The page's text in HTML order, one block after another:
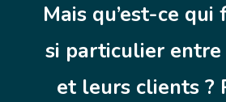
Mais qu’est-ce
si particulier
et leurs clients ?